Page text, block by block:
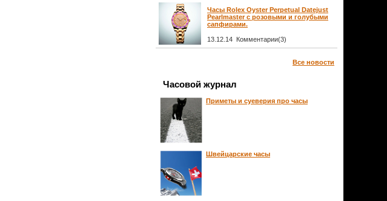
Часы Rolex Oyster Perpetual Datejust
Pearlmaster с розовыми и голубыми
сапфирами.
13.12.14 Комментарии(3)
Все новости
Часовой журнал
Приметы и суеверия про часы
Швейцарские часы